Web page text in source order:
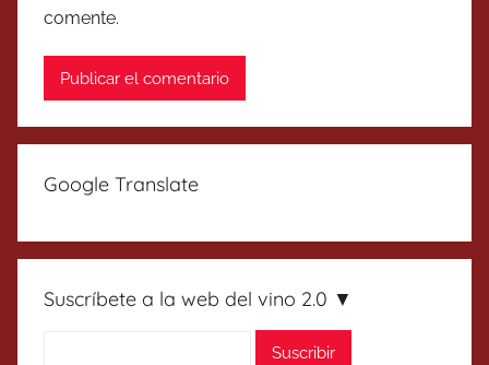
comente.
Google Translate
Suscríbete a la web del vino 2.0 ▼